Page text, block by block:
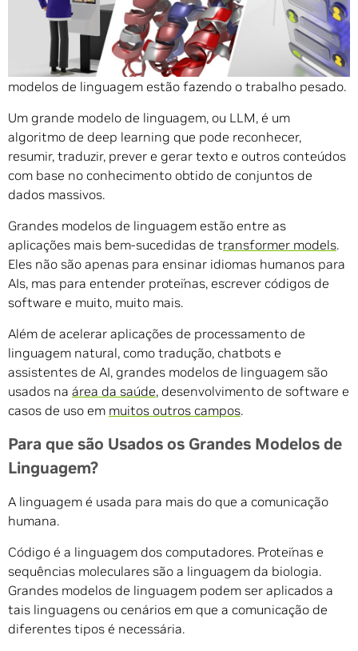
As aplicações de AI estão resumindo artigos, escrevendo
histórias e participando de longas conversas, e grandes
modelos de linguagem estão fazendo o trabalho pesado.
Um grande modelo de linguagem, ou LLM, é um
algoritmo de deep learning que pode reconhecer,
resumir, traduzir, prever e gerar texto e outros conteúdos
com base no conhecimento obtido de conjuntos de
dados massivos.
Grandes modelos de linguagem estão entre as
aplicações mais bem-sucedidas de transformer models.
Eles não são apenas para ensinar idiomas humanos para
AIs, mas para entender proteínas, escrever códigos de
software e muito, muito mais.
Além de acelerar aplicações de processamento de
linguagem natural, como tradução, chatbots e
assistentes de AI, grandes modelos de linguagem são
usados na área da saúde, desenvolvimento de software e
casos de uso em muitos outros campos.
Para que são Usados os Grandes Modelos de
Linguagem?
A linguagem é usada para mais do que a comunicação
humana.
Código é a linguagem dos computadores. Proteínas e
sequências moleculares são a linguagem da biologia.
Grandes modelos de linguagem podem ser aplicados a
tais linguagens ou cenários em que a comunicação de
diferentes tipos é necessária.